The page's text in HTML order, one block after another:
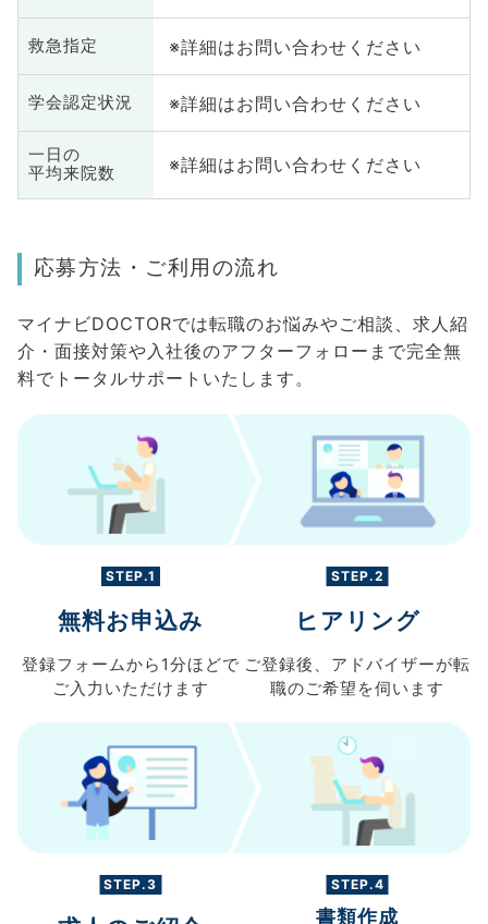
救急指定 ※詳細はお問い合わせください
学会認定状況 ※詳細はお問い合わせください
一日の
平均来院数
※詳細はお問い合わせください
応募方法・ご利用の流れ
マイナビDOCTORでは転職のお悩みやご相談、求人紹
介・面接対策や入社後のアフターフォローまで完全無
料でトータルサポートいたします。
STEP.1
無料お申込み
登録フォームから 1分ほどで
ご入力 いただけます
STEP.2
ヒアリング
ご登録後、 アドバイザーが転
職のご希望を伺います
STEP.3 STEP.4
書類作成